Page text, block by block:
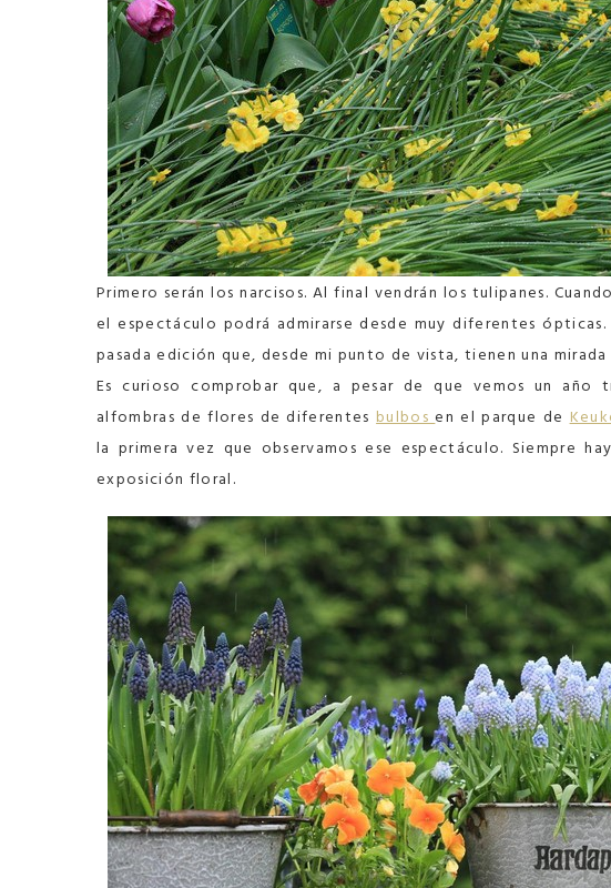
Primero serán los narcisos. Al final vendrán los tulipanes.
el espectáculo podrá admirarse desde muy diferentes
pasada edición que, desde mi punto de vista, tienen una mirada
Es curioso comprobar que, a pesar de que vemos un año
alfombras de flores de diferentesbulbosen el parque de
la primera vez que observamos ese espectáculo. Siempre
exposición floral.